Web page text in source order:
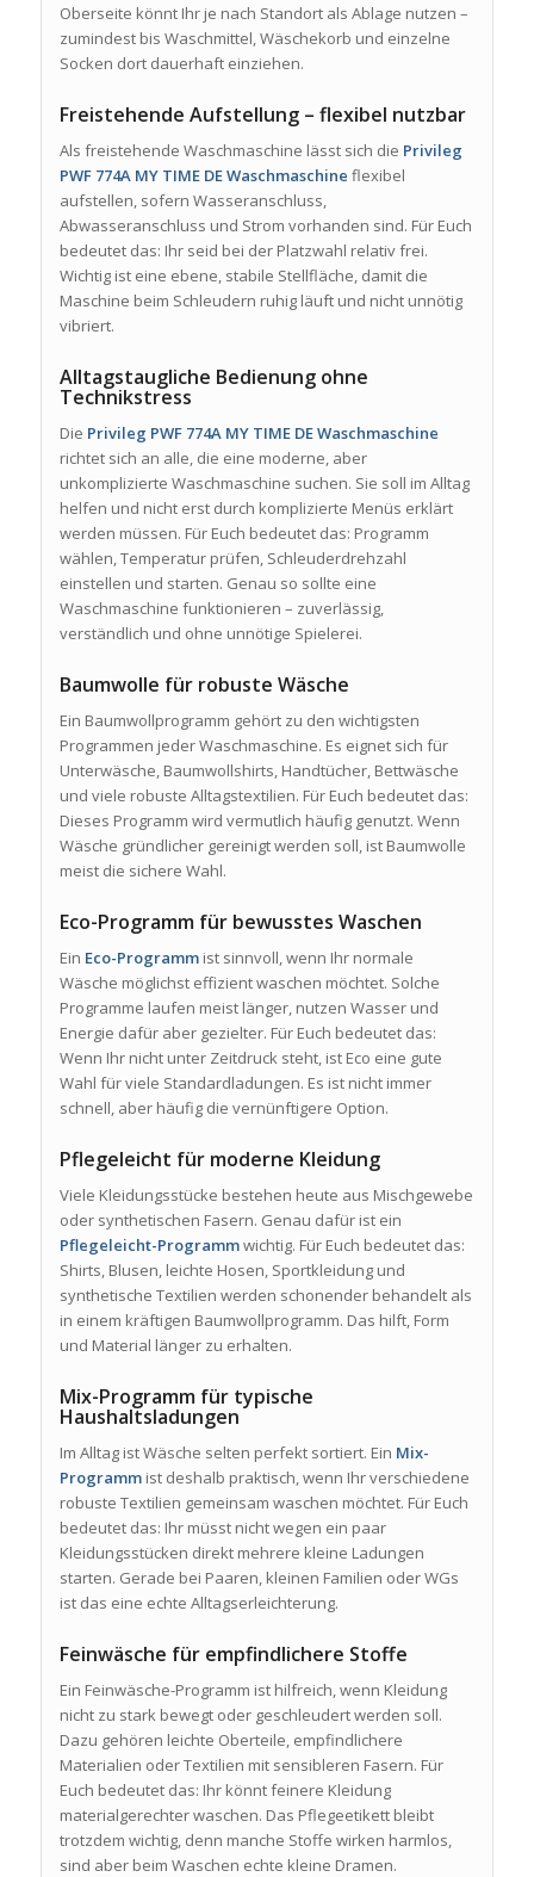
Oberseite könnt Ihr je nach Standort als Ablage nutzen –
zumindest bis Waschmittel, Wäschekorb und einzelne
Socken dort dauerhaft einziehen.
Freistehende Aufstellung – flexibel nutzbar
Als freistehende Waschmaschine lässt sich die Privileg
PWF 774A MY TIME DE Waschmaschine flexibel
aufstellen, sofern Wasseranschluss,
Abwasseranschluss und Strom vorhanden sind. Für Euch
bedeutet das: Ihr seid bei der Platzwahl relativ frei.
Wichtig ist eine ebene, stabile Stellfläche, damit die
Maschine beim Schleudern ruhig läuft und nicht unnötig
vibriert.
Alltagstaugliche Bedienung ohne
Technikstress
Die Privileg PWF 774A MY TIME DE Waschmaschine
richtet sich an alle, die eine moderne, aber
unkomplizierte Waschmaschine suchen. Sie soll im Alltag
helfen und nicht erst durch komplizierte Menüs erklärt
werden müssen. Für Euch bedeutet das: Programm
wählen, Temperatur prüfen, Schleuderdrehzahl
einstellen und starten. Genau so sollte eine
Waschmaschine funktionieren – zuverlässig,
verständlich und ohne unnötige Spielerei.
Baumwolle für robuste Wäsche
Ein Baumwollprogramm gehört zu den wichtigsten
Programmen jeder Waschmaschine. Es eignet sich für
Unterwäsche, Baumwollshirts, Handtücher, Bettwäsche
und viele robuste Alltagstextilien. Für Euch bedeutet das:
Dieses Programm wird vermutlich häufig genutzt. Wenn
Wäsche gründlicher gereinigt werden soll, ist Baumwolle
meist die sichere Wahl.
Eco-Programm für bewusstes Waschen
Ein Eco-Programmist sinnvoll, wenn Ihr normale
Wäsche möglichst effizient waschen möchtet. Solche
Programme laufen meist länger, nutzen Wasser und
Energie dafür aber gezielter. Für Euch bedeutet das:
Wenn Ihr nicht unter Zeitdruck steht, ist Eco eine gute
Wahl für viele Standardladungen. Es ist nicht immer
schnell, aber häufig die vernünftigere Option.
Pflegeleicht für moderne Kleidung
Viele Kleidungsstücke bestehen heute aus Mischgewebe
oder synthetischen Fasern. Genau dafür ist ein
Pflegeleicht-Programmwichtig. Für Euch bedeutet das:
Shirts, Blusen, leichte Hosen, Sportkleidung und
synthetische Textilien werden schonender behandelt als
in einem kräftigen Baumwollprogramm. Das hilft, Form
und Material länger zu erhalten.
Mix-Programm für typische
Haushaltsladungen
Im Alltag ist Wäsche selten perfekt sortiert. Ein Mix-
Programmist deshalb praktisch, wenn Ihr verschiedene
robuste Textilien gemeinsam waschen möchtet. Für Euch
bedeutet das: Ihr müsst nicht wegen ein paar
Kleidungsstücken direkt mehrere kleine Ladungen
starten. Gerade bei Paaren, kleinen Familien oder WGs
ist das eine echte Alltagserleichterung.
Feinwäsche für empfindlichere Stoffe
Ein Feinwäsche-Programm ist hilfreich, wenn Kleidung
nicht zu stark bewegt oder geschleudert werden soll.
Dazu gehören leichte Oberteile, empfindlichere
Materialien oder Textilien mit sensibleren Fasern. Für
Euch bedeutet das: Ihr könnt feinere Kleidung
materialgerechter waschen. Das Pflegeetikett bleibt
trotzdem wichtig, denn manche Stoffe wirken harmlos,
sind aber beim Waschen echte kleine Dramen.